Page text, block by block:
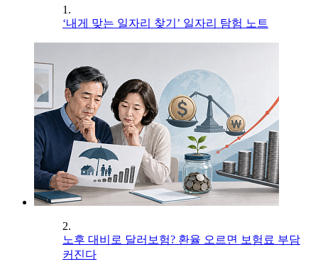
1.
‘내게 맞는 일자리 찾기’ 일자리 탐험 노트
2.
노후 대비로 달러보험? 환율 오르면 보험료 부담
커진다